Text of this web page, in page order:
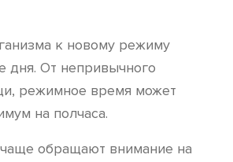
к новому режиму
дня. От непривычного
режимное время может
на полчаса.
обращают внимание на